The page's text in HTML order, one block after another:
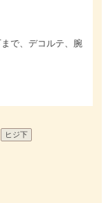
で、デコルテ、腕
ヒジ下